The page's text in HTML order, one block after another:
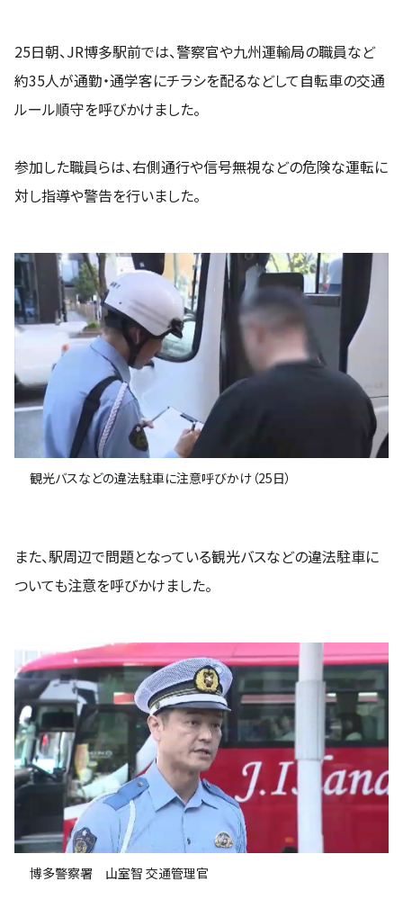
25日朝、JR博多駅前では、警察官や九州運輸局の職員など
約35人が通勤・通学客にチラシを配るなどして自転車の交通
ルール順守を呼びかけました。
参加した職員らは、右側通行や信号無視などの危険な運転に
対し指導や警告を行いました。
観光バスなどの違法駐車に注意呼びかけ（25日）
また、駅周辺で問題となっている観光バスなどの違法駐車に
ついても注意を呼びかけました。
博多警察署 山室智 交通管理官